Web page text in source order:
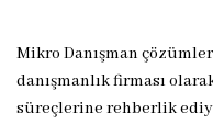
Mikro Danışman
danışmanlık firması
süreçlerine rehberlik